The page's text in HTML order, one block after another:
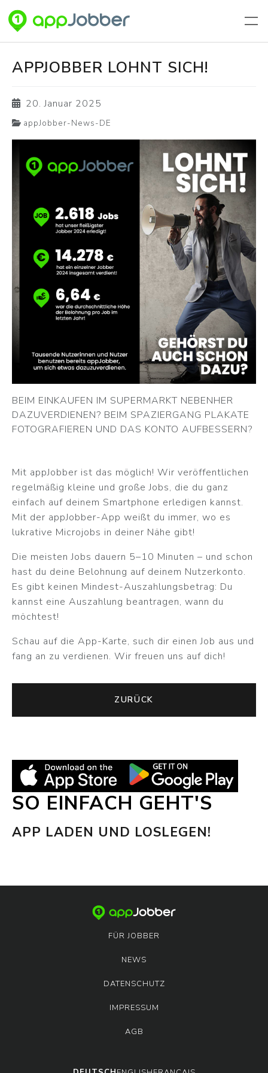
APPJOBBER LOHNT SICH!
20. Januar 2025
appJobber-News-DE
BEIM EINKAUFEN IM SUPERMARKT NEBENHER
DAZUVERDIENEN? BEIM SPAZIERGANG PLAKATE
FOTOGRAFIEREN UND DAS KONTO AUFBESSERN?
Mit appJobber ist das möglich! Wir veröffentlichen
regelmäßig kleine und große Jobs, die du ganz
einfach auf deinem Smartphone erledigen kannst.
Mit der appJobber-App weißt du immer, wo es
lukrative Microjobs in deiner Nähe gibt!
Die meisten Jobs dauern 5–10 Minuten – und schon
hast du deine Belohnung auf deinem Nutzerkonto.
Es gibt keinen Mindest-Auszahlungsbetrag: Du
kannst eine Auszahlung beantragen, wann du
möchtest!
Schau auf die App-Karte, such dir einen Job aus und
fang an zu verdienen. Wir freuen uns auf dich!
ZURÜCK
SO EINFACH GEHT'S
APP LADEN UND LOSLEGEN!
FÜR JOBBER
NEWS
DATENSCHUTZ
IMPRESSUM
AGB